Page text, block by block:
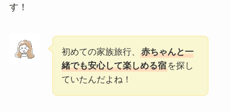
す！
初めての家族旅行、
赤ちゃんと一
緒でも安心して楽しめる宿を探し
ていたんだよね！